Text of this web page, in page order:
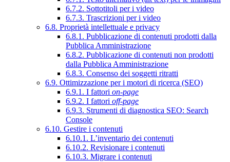
6.7.2. Sottotitoli per i video
6.7.3. Trascrizioni per i video
6.8. Proprietà intellettuale e privacy
6.8.1. Pubblicazione di contenuti prodotti dalla
Pubblica Amministrazione
6.8.2. Pubblicazione di contenuti non prodotti
dalla Pubblica Amministrazione
6.8.3. Consenso dei soggetti ritratti
6.9. Ottimizzazione per i motori di ricerca (SEO)
6.9.1. I fattori on-page
6.9.2. I fattori off-page
6.9.3. Strumenti di diagnostica SEO: Search
Console
6.10. Gestire i contenuti
6.10.1. L’inventario dei contenuti
6.10.2. Revisionare i contenuti
6.10.3. Migrare i contenuti